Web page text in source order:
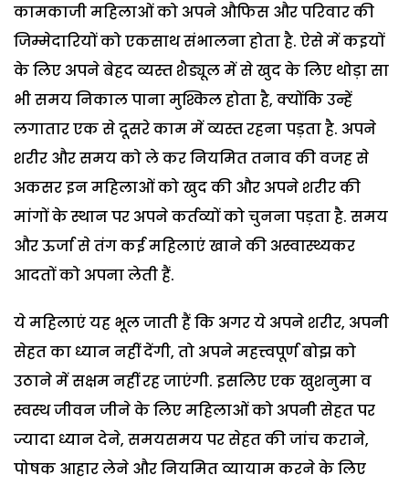
कामकाजी महिलाओं को अपने औफिस और परिवार की
जिम्मेदारियों को एकसाथ संभालना होता है. ऐसे में कइयों
के लिए अपने बेहद व्यस्त शैड्यूल में से खुद के लिए थोड़ा सा
भी समय निकाल पाना मुश्किल होता है, क्योंकि उन्हें
लगातार एक से दूसरे काम में व्यस्त रहना पड़ता है. अपने
शरीर और समय को ले कर नियमित तनाव की वजह से
अकसर इन महिलाओं को खुद की और अपने शरीर की
मांगों के स्थान पर अपने कर्तव्यों को चुनना पड़ता है. समय
और ऊर्जा से तंग कई महिलाएं खाने की अस्वास्थ्यकर
आदतों को अपना लेती हैं.
ये महिलाएं यह भूल जाती हैं कि अगर ये अपने शरीर, अपनी
सेहत का ध्यान नहीं देंगी, तो अपने महत्त्वपूर्ण बोझ को
उठाने में सक्षम नहीं रह जाएंगी. इसलिए एक खुशनुमा व
स्वस्थ जीवन जीने के लिए महिलाओं को अपनी सेहत पर
ज्यादा ध्यान देने, समयसमय पर सेहत की जांच कराने,
पोषक आहार लेने और नियमित व्यायाम करने के लिए